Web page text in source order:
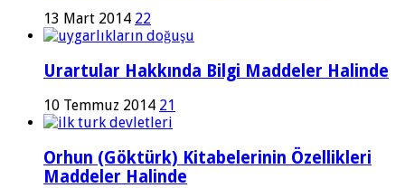
13 Mart 2014 22
Urartular Hakkında Bilgi Maddeler Halinde
10 Temmuz 2014 21
Orhun (Göktürk) Kitabelerinin Özellikleri
Maddeler Halinde